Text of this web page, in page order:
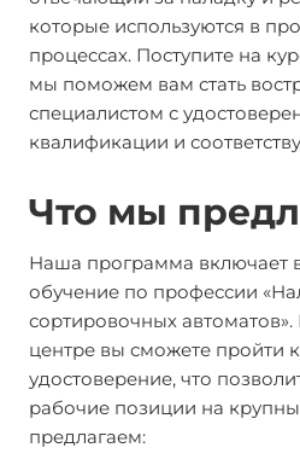
которые используются в
процессах. Поступите на
мы поможем вам стать
специалистом с
квалификации и
Что мы
Наша программа включает
обучение по профессии
сортировочных
центре вы сможете пройти
удостоверение, что
рабочие позиции на
предлагаем: